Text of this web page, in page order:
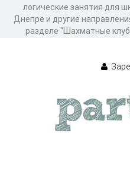
логические занятия для
Днепре и другие
разделе "Шахматные